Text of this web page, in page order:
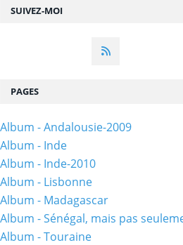
SUIVEZ-MOI
PAGES
Album - Andalousie-2009
Album - Inde
Album - Inde-2010
Album - Lisbonne
Album - Madagascar
Album - Sénégal, mais pas
Album - Touraine